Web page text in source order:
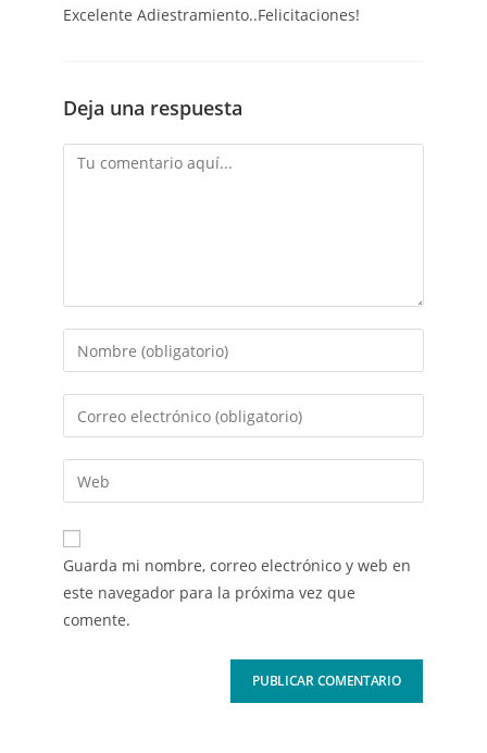
Excelente Adiestramiento..Felicitaciones!
Deja una respuesta
Guarda mi nombre, correo electrónico y web en
este navegador para la próxima vez que
comente.